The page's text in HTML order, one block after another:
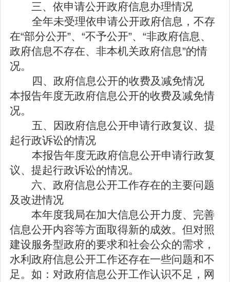
三、依申请公开政府信息办理情况
全年未受理依申请公开政府信息，不存
在“部分公开”、“不予公开”、“非政府信息、
政府信息不存在、非本机关政府信息”的情
况。
四、政府信息公开的收费及减免情况
本报告年度无政府信息公开的收费及减免情
况。
五、因政府信息公开申请行政复议、提
起行政诉讼的情况
本报告年度无政府信息公开申请行政复
议、提起行政诉讼的情况。
六、政府信息公开工作存在的主要问题
及改进情况
本年度我局在加大信息公开力度、完善
信息公开内容等方面取得新的成效。但对照
建设服务型政府的要求和社会公众的需求，
水利政府信息公开工作还存在一些问题和不
足。如：对政府信息公开工作认识不足，网